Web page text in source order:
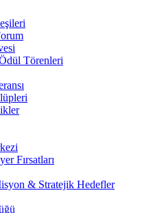
Törenleri
Fırsatları
& Stratejik Hedefler